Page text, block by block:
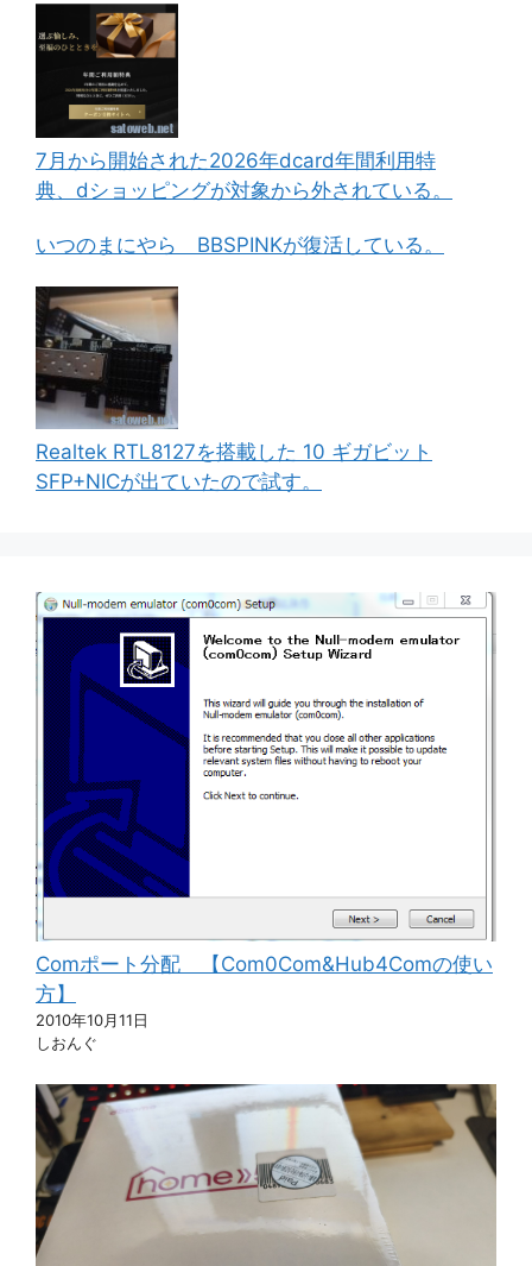
7月から開始された2026年dcard年間利用特
典、dショッピングが対象から外されている。
いつのまにやら BBSPINKが復活している。
Realtek RTL8127を搭載した 10 ギガビット
SFP+NICが出ていたので試す。
Comポート分配 【Com0Com&Hub4Comの使い
方】
2010年10月11日
しおんぐ